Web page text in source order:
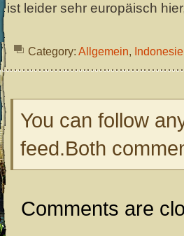
ist leider sehr europäisch
Category: Allgemein,
You can follow
feed.Both
Comments are